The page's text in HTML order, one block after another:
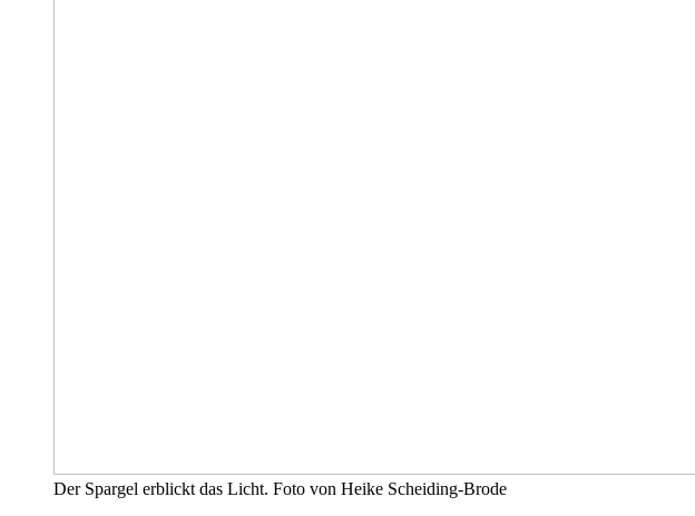
Der Spargel erblickt das Licht. Foto von Heike Scheiding-Brode